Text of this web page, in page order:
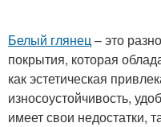
Белый глянец– это
покрытия, которая
как эстетическая
износоустойчивость,
имеет свои недостатки,